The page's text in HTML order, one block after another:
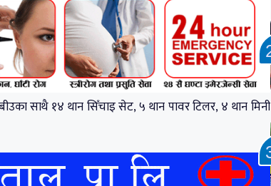
साथै १४ थान सिँचाइ सेट, ५ थान पावर टिलर, ४ थान मिनी